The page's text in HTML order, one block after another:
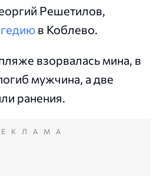
Решетилов,
в Коблево.
взорвалась мина, в
мужчина, а две
ранения.